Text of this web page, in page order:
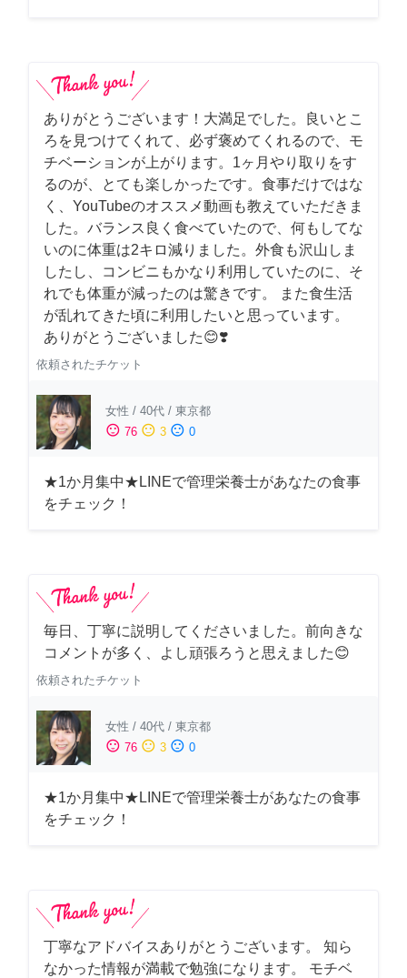
ありがとうございます！大満足でした。良いとこ
ろを見つけてくれて、必ず褒めてくれるので、モ
チベーションが上がります。1ヶ月やり取りをす
るのが、とても楽しかったです。食事だけではな
く、YouTubeのオススメ動画も教えていただきま
した。バランス良く食べていたので、何もしてな
いのに体重は2キロ減りました。外食も沢山しま
したし、コンビニもかなり利用していたのに、そ
れでも体重が減ったのは驚きです。 また食生活
が乱れてきた頃に利用したいと思っています。
ありがとうございました😊❣️
依頼されたチケット
女性 / 40代 / 東京都
sentiment_satisfied 76 sentiment_neutral 3 sentiment_dissatisfied 0
★1か月集中★LINEで管理栄養士があなたの食事
をチェック！
毎日、丁寧に説明してくださいました。前向きな
コメントが多く、よし頑張ろうと思えました😊
依頼されたチケット
女性 / 40代 / 東京都
sentiment_satisfied 76 sentiment_neutral 3 sentiment_dissatisfied 0
★1か月集中★LINEで管理栄養士があなたの食事
をチェック！
丁寧なアドバイスありがとうございます。 知ら
なかった情報が満載で勉強になります。 モチベ